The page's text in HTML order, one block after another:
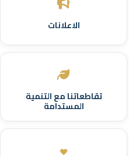
الاعلانات
تقاطعاتنا مع التنمية
المستدامة